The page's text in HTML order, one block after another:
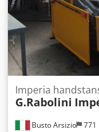
Busto Arsizio 771
Imperia
G.Rabolini